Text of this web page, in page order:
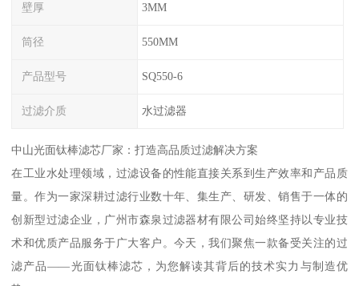
壁厚 3MM
筒径 550MM
产品型号 SQ550-6
过滤介质 水过滤器
中山光面钛棒滤芯厂家：打造高品质过滤解决方案
在工业水处理领域，过滤设备的性能直接关系到生产效率和产品质
量。作为一家深耕过滤行业数十年、集生产、研发、销售于一体的
创新型过滤企业，广州市森泉过滤器材有限公司始终坚持以专业技
术和优质产品服务于广大客户。今天，我们聚焦一款备受关注的过
滤产品——光面钛棒滤芯，为您解读其背后的技术实力与制造优